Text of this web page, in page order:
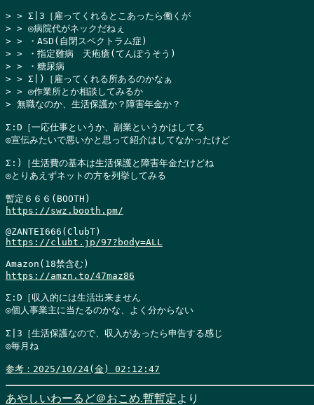
> > Σ|3［雇ってくれるとこあったら働くが
> > ◎病院代がネックだねぇ
> > ・ASD(自閉スペクトラム症)
> > ・指定難病　天疱瘡(てんぽうそう)
> > ・糖尿病
> > Σ|)［雇ってくれる所あるのかなぁ
> > ◎作業所とか相談してみるか
> 無職なのか、生活保護か？障害年金か？
Σ:D［一応仕事というか、副業というかはしてる
◎宣伝みたいで悪いかと思って紹介はしてなかったけど
Σ:)［生活費の基本は生活保護と障害年金だけどね
◎とりあえずネットの方を列挙してみる
https://swz.booth.pm/
https://clubt.jp/97?body=ALL
https://amzn.to/47maz86
Σ:D［収入的には生活出来ません
◎個人事業主に当たるのかな、よく分からない
Σ|3［生活保護なので、収入があったら申告する感じ
◎毎月ね
参考：2025/10/24(金) 02:12:47
あやしいわーるど＠おこめ.暫暫定より